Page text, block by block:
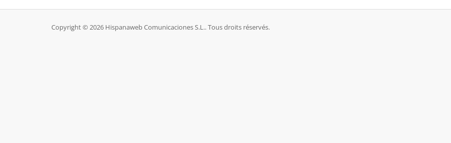
Copyright © 2026 Hispanaweb Comunicaciones S.L.. Tous droits réservés.